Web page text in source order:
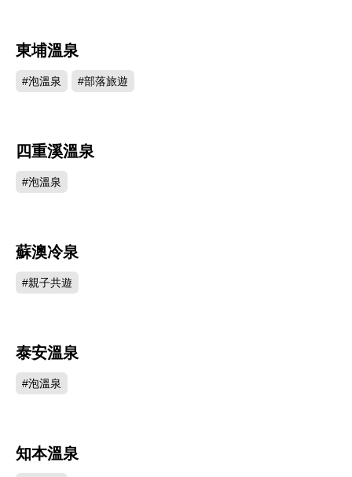
東埔溫泉
#泡溫泉 #部落旅遊
四重溪溫泉
#泡溫泉
蘇澳冷泉
#親子共遊
泰安溫泉
#泡溫泉
知本溫泉